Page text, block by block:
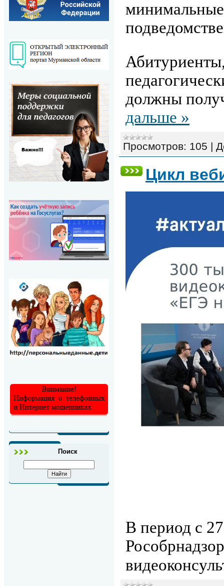
Поиск
должны
дальше »
Просмотров: 105 |
Цикл
В период с
Рособрнадзор